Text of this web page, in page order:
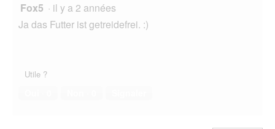
Fox5 · il y a 2 années
Ja das Futter ist getreidefrei. :)
Utile ?